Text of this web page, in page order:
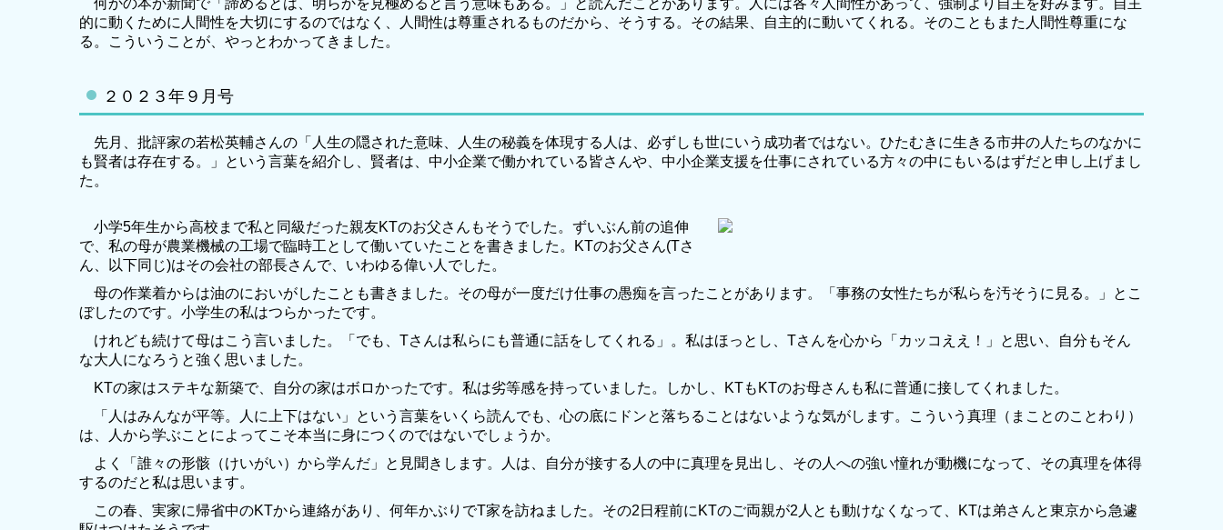
何かの本か新聞で「諦めるとは、明らかを見極めると言う意味もある。」と読んだことがあります。人には各々人間性があって、強制より自主を好みます。自主
的に動くために人間性を大切にするのではなく、人間性は尊重されるものだから、そうする。その結果、自主的に動いてくれる。そのこともまた人間性尊重にな
る。こういうことが、やっとわかってきました。
２０２３年９月号
先月、批評家の若松英輔さんの「人生の隠された意味、人生の秘義を体現する人は、必ずしも世にいう成功者ではない。ひたむきに生きる市井の人たちのなかに
も賢者は存在する。」という言葉を紹介し、賢者は、中小企業で働かれている皆さんや、中小企業支援を仕事にされている方々の中にもいるはずだと申し上げまし
た。
小学5年生から高校まで私と同級だった親友KTのお父さんもそうでした。ずいぶん前の追伸
で、私の母が農業機械の工場で臨時工として働いていたことを書きました。KTのお父さん(Tさ
ん、以下同じ)はその会社の部長さんで、いわゆる偉い人でした。
母の作業着からは油のにおいがしたことも書きました。その母が一度だけ仕事の愚痴を言ったことがあります。「事務の女性たちが私らを汚そうに見る。」とこ
ぼしたのです。小学生の私はつらかったです。
けれども続けて母はこう言いました。「でも、Tさんは私らにも普通に話をしてくれる」。私はほっとし、Tさんを心から「カッコええ！」と思い、自分もそん
な大人になろうと強く思いました。
KTの家はステキな新築で、自分の家はボロかったです。私は劣等感を持っていました。しかし、KTもKTのお母さんも私に普通に接してくれました。
「人はみんなが平等。人に上下はない」という言葉をいくら読んでも、心の底にドンと落ちることはないような気がします。こういう真理（まことのことわり）
は、人から学ぶことによってこそ本当に身につくのではないでしょうか。
よく「誰々の形骸（けいがい）から学んだ」と見聞きします。人は、自分が接する人の中に真理を見出し、その人への強い憧れが動機になって、その真理を体得
するのだと私は思います。
この春、実家に帰省中のKTから連絡があり、何年かぶりでT家を訪ねました。その2日程前にKTのご両親が2人とも動けなくなって、KTは弟さんと東京から急遽